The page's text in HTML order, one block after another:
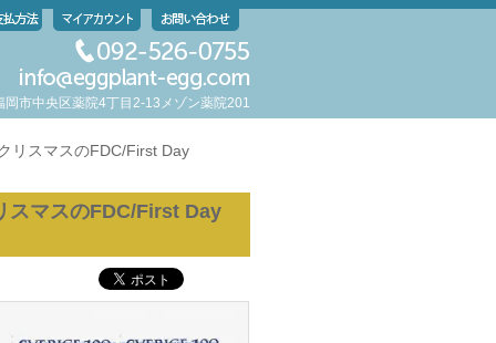
岡市中央区薬院4丁目2-13メゾン薬院201
リスマスのFDC/First Day
スマスのFDC/First Day